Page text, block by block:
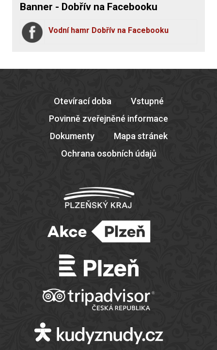
Banner - Dobřív na Facebooku
Vodní hamr Dobřív na Facebooku
Otevírací doba
Vstupné
Povinně zveřejněné informace
Dokumenty
Mapa stránek
Ochrana osobních údajů